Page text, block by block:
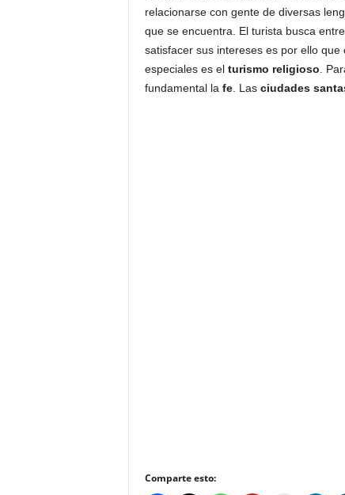
relacionarse con gente de diversas
que se encuentra. El turista busca
satisfacer sus intereses es por ello que
especiales es el turismo religioso .
fundamental la fe. Las ciudades
Comparte esto: